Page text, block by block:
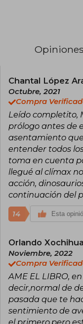
treinta
Sus
género
es
tecno-
Parque
serie de
ha
el
número
la serie
—.
Chantal López
Octubre, 2021
Compra
Leído completito,
prólogo antes de
asentamiento
entender todos
toma en cuenta
llegué al clímax
acción,
continuación del
14 Esta
Orlando Xochihua
Noviembre, 2022
Compra
AME EL LIBRO,
decir,normal de
pasada que te
sentimiento de